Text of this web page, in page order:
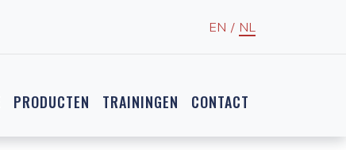
EN / NL
PRODUCTEN TRAININGEN CONTACT